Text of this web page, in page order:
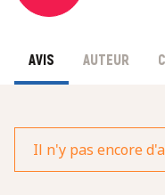
AVIS AUTEUR
Il n'y pas encore